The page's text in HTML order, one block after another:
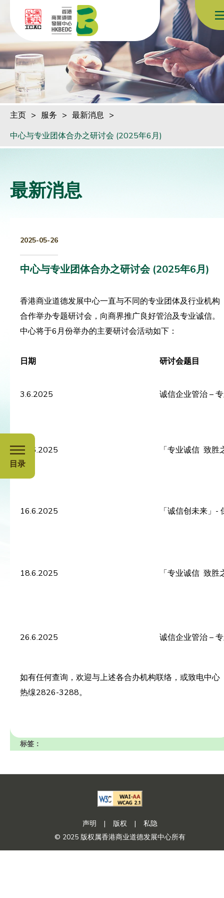
跳到内容（按回车键）
主页 > 服务 > 最新消息 >
中心与专业团体合办之研讨会 (2025年6月)
目录
最新消息
2025-05-26
中心与专业团体合办之研讨会 (2025年6月)
香港商业道德发展中心一直与不同的专业团体及行业机构
合作举办专题研讨会，向商界推广良好管治及专业诚信。
中心将于6月份举办的主要研讨会活动如下：
日期 研讨会题目
3.6.2025 诚信企业管治 –
12.6.2025 「专业诚信 致
16.6.2025 「诚信创未来」
18.6.2025 「专业诚信 致
26.6.2025 诚信企业管治 –
如有任何查询，欢迎与上述各合办机构联络，或致电中心
热缐2826-3288。
标签：
声明 | 版权 |
私隐
© 2025 版权属香港商业道德发展中心所有